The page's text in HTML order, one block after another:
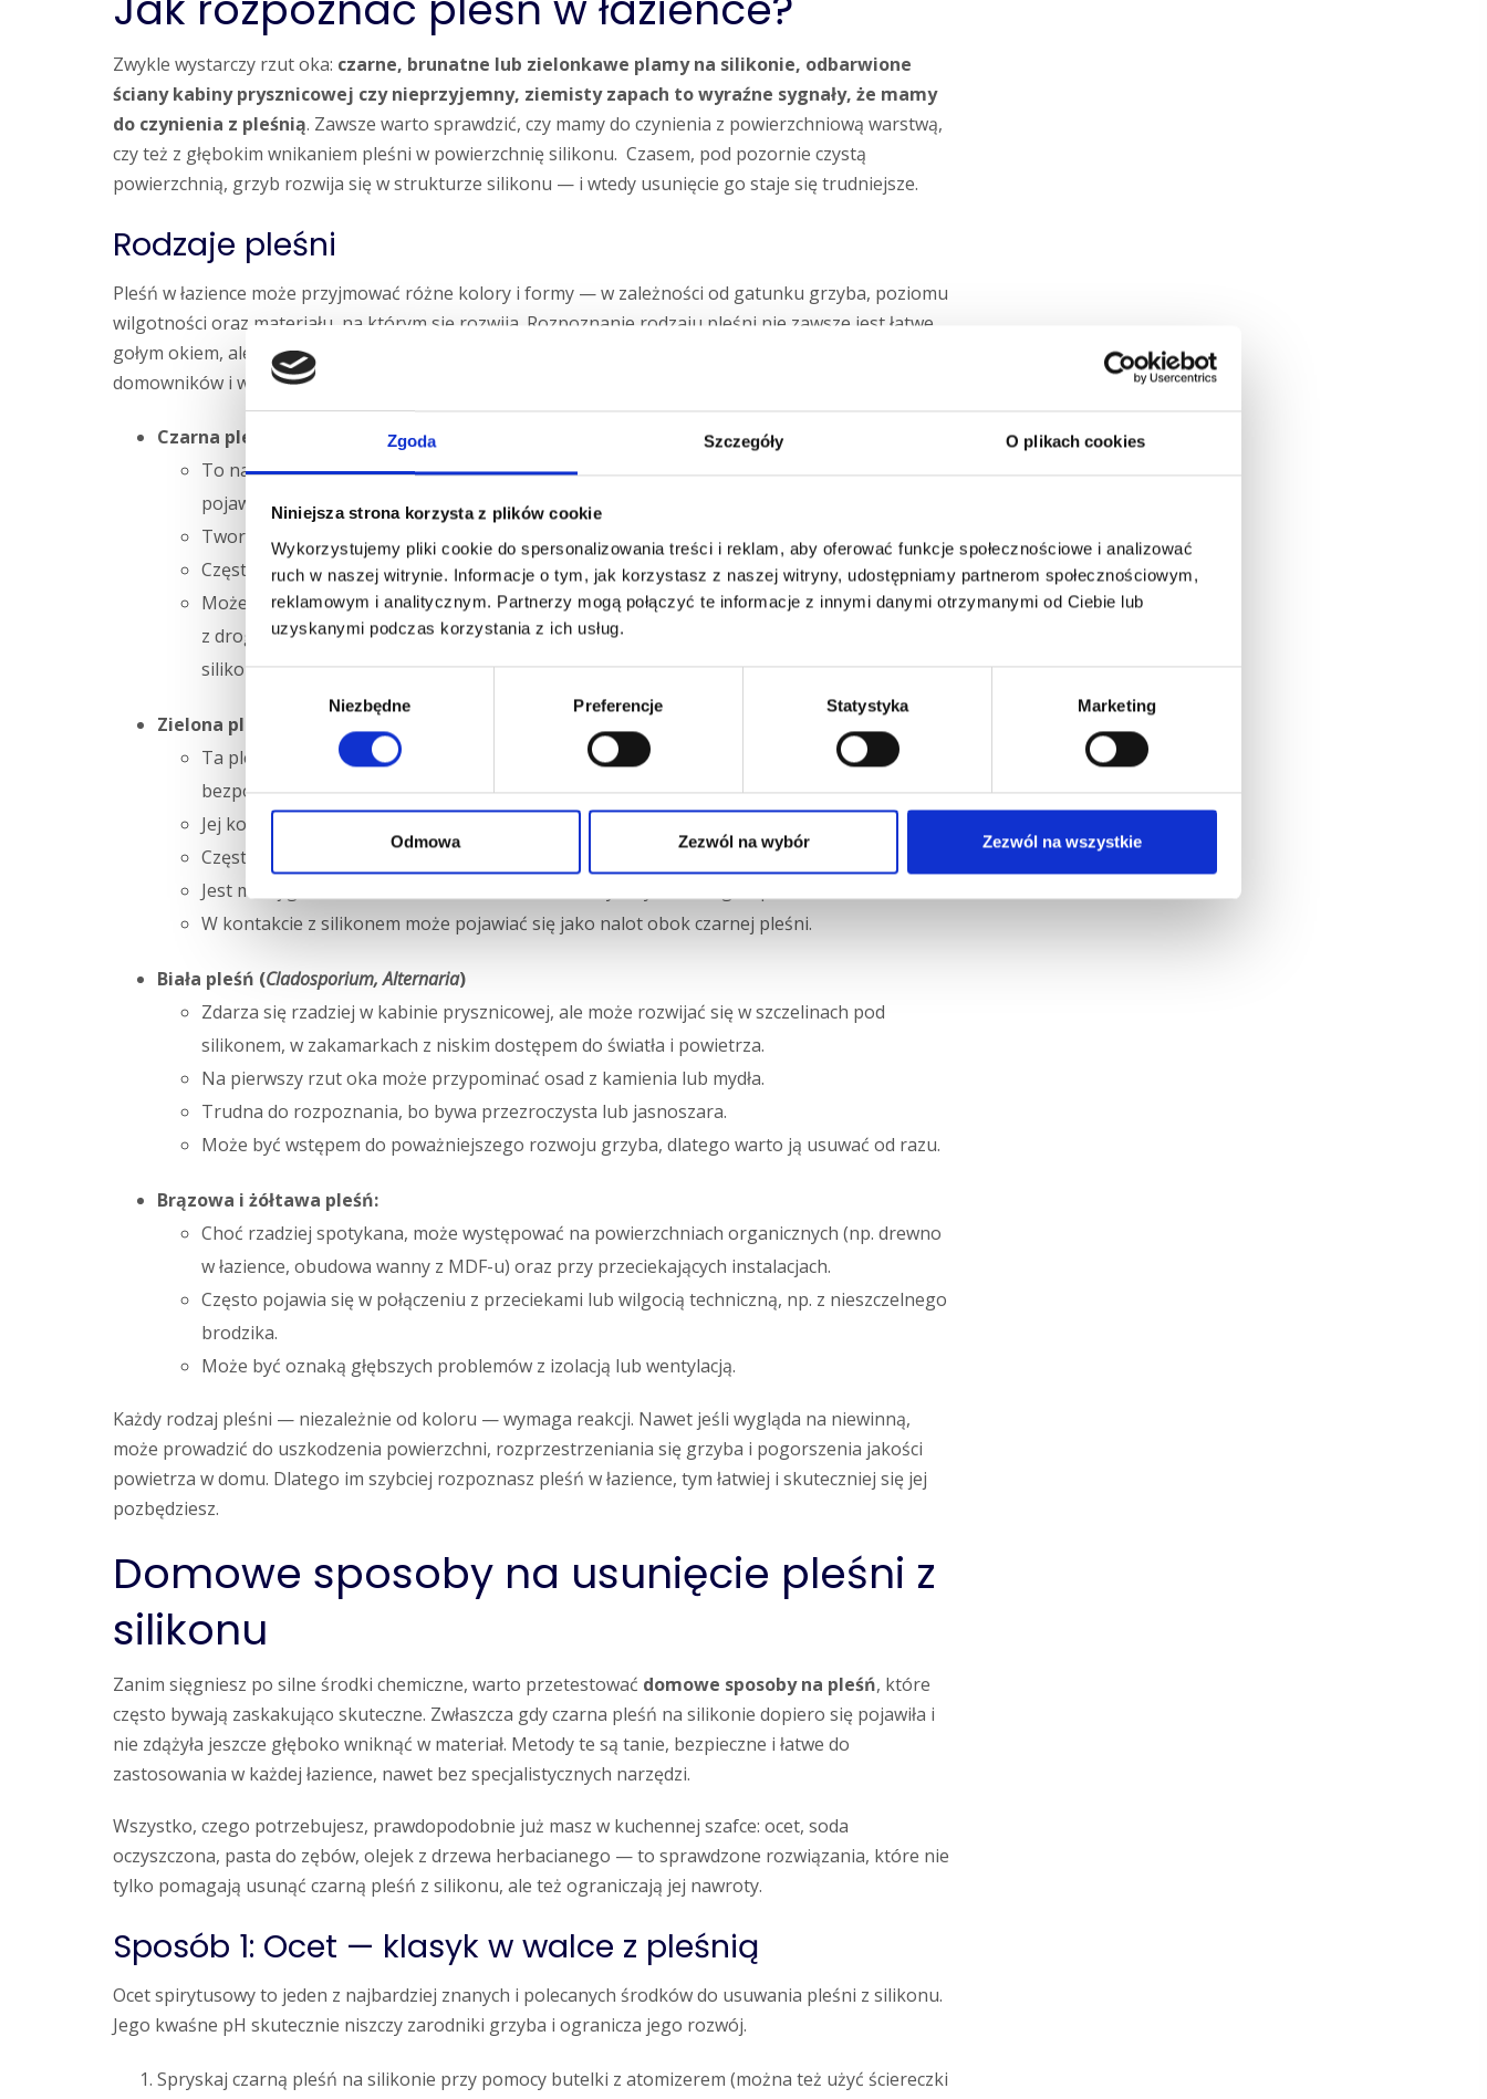
Zgoda Szczegóły O plikach cookies
Niniejsza strona korzysta z plików cookie
Wykorzystujemy pliki cookie do spersonalizowania treści i reklam, aby oferować funkcje społecznościowe i analizować
ruch w naszej witrynie. Informacje o tym, jak korzystasz z naszej witryny, udostępniamy partnerom społecznościowym,
reklamowym i analitycznym. Partnerzy mogą połączyć te informacje z innymi danymi otrzymanymi od Ciebie lub
uzyskanymi podczas korzystania z ich usług.
Niezbędne Preferencje Statystyka Marketing
Odmowa Zezwól na wybór Zezwól na wszystkie
Zwykle wystarczy rzut oka: czarne, brunatne lub zielonkawe plamy na silikonie, odbarwione
ściany kabiny prysznicowej czy nieprzyjemny, ziemisty zapach to wyraźne sygnały, że mamy
do czynienia z pleśnią. Zawsze warto sprawdzić, czy mamy do czynienia z powierzchniową warstwą,
czy też z głębokim wnikaniem pleśni w powierzchnię silikonu. Czasem, pod pozornie czystą
powierzchnią, grzyb rozwija się w strukturze silikonu — i wtedy usunięcie go staje się trudniejsze.
Rodzaje pleśni
Pleśń w łazience może przyjmować różne kolory i formy — w zależności od gatunku grzyba, poziomu
wilgotności oraz materiału, na którym się rozwija. Rozpoznanie rodzaju pleśni nie zawsze jest łatwe
gołym okiem, ale warto znać jej najczęstsze odmiany. Każda z nich może mieć inny wpływ na zdrowie
domowników i wymagać nieco innego podejścia do usuwania.
Czarna pleśń ( Stachybotrys chartarum
To najczęstszy „lokator” łazienek. Lubi wilgotne i ciepłe środowisko, dlatego najczęściej
pojawia się na silikonie w kabinie prysznicowej, wokół wanny, a także na fugach i ścianach.
Tworzy ciemne, smoliste plamy, które mogą być lekko śliskie w dotyku.
Często występuje razem z nieprzyjemnym, duszącym zapachem.
Może stanowić zagrożenie dla zdrowia, zwłaszcza dla osób z alergiami, astmą i problemami
z drogami oddechowymi. Trudno ją usunąć, ponieważ potrafi wnikać głęboko w strukturę
silikonu i materiałów porowatych.
Zielona pleśń (
Ta pleśń występuje najczęściej na powierzchniach wilgotnych, ale mniej narażonych na
bezpośredni kontakt z wodą — np. wokół okna w łazience, na suficie, tylnej ścianie szafki.
Jej kolor może się wahać od jasnej zieleni po ciemny, zgniłozielony odcień.
Często rozprzestrzenia się szybko, tworząc nieregularne, puszyste kolonie.
Jest mniej groźna niż czarna, ale również może wywoływać alergie i podrażnienia.
W kontakcie z silikonem może pojawiać się jako nalot obok czarnej pleśni.
Biała pleśń (Cladosporium, Alternaria)
Zdarza się rzadziej w kabinie prysznicowej, ale może rozwijać się w szczelinach pod
silikonem, w zakamarkach z niskim dostępem do światła i powietrza.
Na pierwszy rzut oka może przypominać osad z kamienia lub mydła.
Trudna do rozpoznania, bo bywa przezroczysta lub jasnoszara.
Może być wstępem do poważniejszego rozwoju grzyba, dlatego warto ją usuwać od razu.
Brązowa i żółtawa pleśń:
Choć rzadziej spotykana, może występować na powierzchniach organicznych (np. drewno
w łazience, obudowa wanny z MDF-u) oraz przy przeciekających instalacjach.
Często pojawia się w połączeniu z przeciekami lub wilgocią techniczną, np. z nieszczelnego
brodzika.
Może być oznaką głębszych problemów z izolacją lub wentylacją.
Każdy rodzaj pleśni — niezależnie od koloru — wymaga reakcji. Nawet jeśli wygląda na niewinną,
może prowadzić do uszkodzenia powierzchni, rozprzestrzeniania się grzyba i pogorszenia jakości
powietrza w domu. Dlatego im szybciej rozpoznasz pleśń w łazience, tym łatwiej i skuteczniej się jej
pozbędziesz.
Domowe sposoby na usunięcie pleśni z
silikonu
Zanim sięgniesz po silne środki chemiczne, warto przetestować domowe sposoby na pleśń, które
często bywają zaskakująco skuteczne. Zwłaszcza gdy czarna pleśń na silikonie dopiero się pojawiła i
nie zdążyła jeszcze głęboko wniknąć w materiał. Metody te są tanie, bezpieczne i łatwe do
zastosowania w każdej łazience, nawet bez specjalistycznych narzędzi.
Wszystko, czego potrzebujesz, prawdopodobnie już masz w kuchennej szafce: ocet, soda
oczyszczona, pasta do zębów, olejek z drzewa herbacianego — to sprawdzone rozwiązania, które nie
tylko pomagają usunąć czarną pleśń z silikonu, ale też ograniczają jej nawroty.
Sposób 1: Ocet — klasyk w walce z pleśnią
Ocet spirytusowy to jeden z najbardziej znanych i polecanych środków do usuwania pleśni z silikonu.
Jego kwaśne pH skutecznie niszczy zarodniki grzyba i ogranicza jego rozwój.
Spryskaj czarną pleśń na silikonie przy pomocy butelki z atomizerem (można też użyć ściereczki